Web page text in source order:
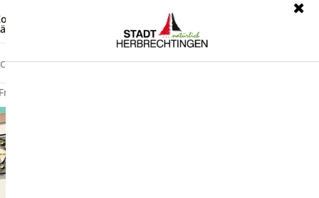
Leichte Sprache